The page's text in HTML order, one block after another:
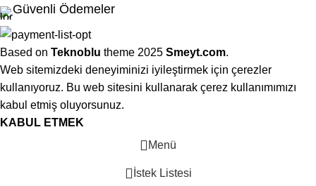
Güvenli Ödemeler
Based on Teknoblu theme 2025 Smeyt.com.
Web sitemizdeki deneyiminizi iyileştirmek için çerezler
kullanıyoruz. Bu web sitesini kullanarak çerez kullanımımızı
kabul etmiş oluyorsunuz.
KABUL ETMEK
Menü
İstek Listesi